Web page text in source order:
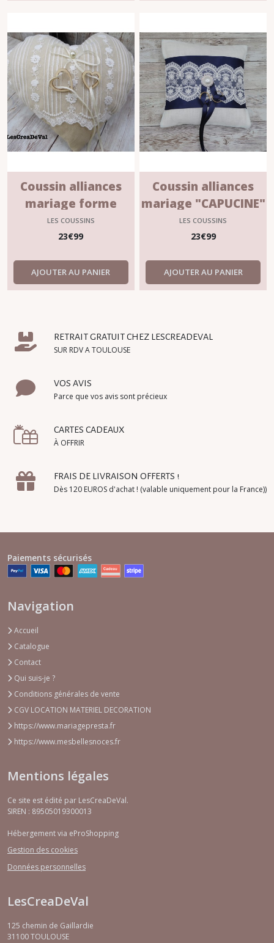
Coussin alliances
mariage forme
Coeur "AUGUSTINE"
LES COUSSINS
23€99
AJOUTER AU PANIER
Coussin alliances
mariage "CAPUCINE"
LES COUSSINS
23€99
AJOUTER AU PANIER
RETRAIT GRATUIT CHEZ LESCREADEVAL
SUR RDV A TOULOUSE
VOS AVIS
Parce que vos avis sont précieux
CARTES CADEAUX
À OFFRIR
FRAIS DE LIVRAISON OFFERTS !
Dès 120 EUROS d'achat ! (valable uniquement pour la France))
Paiements sécurisés
Navigation
Accueil
Catalogue
Contact
Qui suis-je ?
Conditions générales de vente
CGV LOCATION MATERIEL DECORATION
https://www.mariagepresta.fr
https://www.mesbellesnoces.fr
Mentions légales
Ce site est édité par LesCreaDeVal.
SIREN : 89505019300013
Hébergement via eProShopping
Gestion des cookies
Données personnelles
LesCreaDeVal
125 chemin de Gaillardie
31100TOULOUSE